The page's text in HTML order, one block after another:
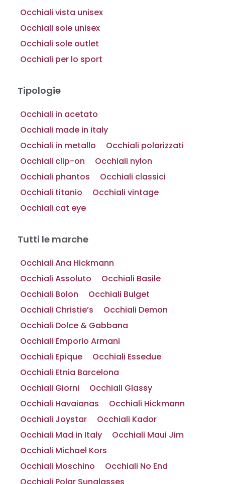
Occhiali vista unisex
Occhiali sole unisex
Occhiali sole outlet
Occhiali per lo sport
Tipologie
Occhiali in acetato
Occhiali made in italy
Occhiali in metallo
Occhiali polarizzati
Occhiali clip-on
Occhiali nylon
Occhiali phantos
Occhiali classici
Occhiali titanio
Occhiali vintage
Occhiali cat eye
Tutti le marche
Occhiali Ana Hickmann
Occhiali Assoluto
Occhiali Basile
Occhiali Bolon
Occhiali Bulget
Occhiali Christie’s
Occhiali Demon
Occhiali Dolce & Gabbana
Occhiali Emporio Armani
Occhiali Epique
Occhiali Essedue
Occhiali Etnia Barcelona
Occhiali Giorni
Occhiali Glassy
Occhiali Havaianas
Occhiali Hickmann
Occhiali Joystar
Occhiali Kador
Occhiali Mad in Italy
Occhiali Maui Jim
Occhiali Michael Kors
Occhiali Moschino
Occhiali No End